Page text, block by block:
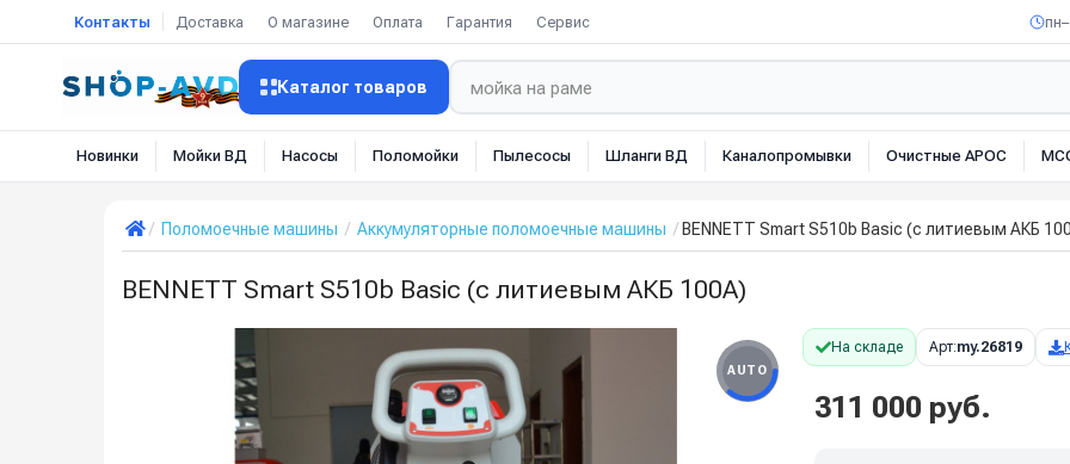
Контакты Доставка О магазине Оплата Гарантия Сервис
Каталог товаров
Новинки Мойки ВД Насосы Поломойки Пылесосы Шланги ВД Каналопромывки Очистные АРОС
Поломоечные машины Аккумуляторные поломоечные машины BENNETT Smart S510b Basic (с литиевым АКБ
BENNETT Smart S510b Basic (с литиевым АКБ 100А)
AUTO
На складе Арт:my.26819
311 000 руб.